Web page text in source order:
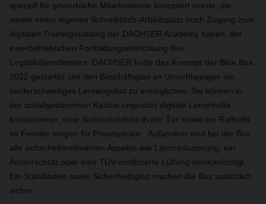
speziell für gewerbliche Mitarbeitende konzipiert wurde, die
weder einen eigenen Schreibtisch-Arbeitsplatz noch Zugang zum
digitalen Trainingskatalog der DACHSER Academy haben, der
innerbetrieblichen Fortbildungseinrichtung des
Logistikdienstleisters. DACHSER hatte das Konzept der Blue Box
2022 gestartet, um den Beschäftigten im Umschlaglager ein
niederschwelliges Lernangebot zu ermöglichen. Sie können in
der schallgedämmten Kabine ungestört digitale Lerninhalte
konsumieren, eine Sichtschutzfolie in der Tür sowie ein Raffrollo
im Fenster sorgen für Privatsphäre. Außerdem sind bei der Box
alle sicherheitsrelevanten Aspekte wie Lärmreduzierung, ein
Anfahrschutz oder eine TÜV-zertifizierte Lüftung berücksichtigt.
Ein Stahlboden sowie Sicherheitsglas machen die Box zusätzlich
sicher.